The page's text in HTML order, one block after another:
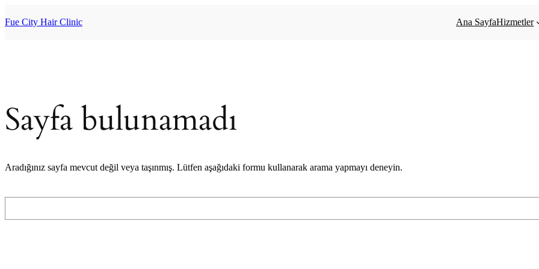
geç
Fue City Hair Clinic Ana SayfaHizmetler
Sayfa bulunamadı
Aradığınız sayfa mevcut değil veya taşınmış. Lütfen aşağıdaki formu kullanarak arama yapmayı deneyin.